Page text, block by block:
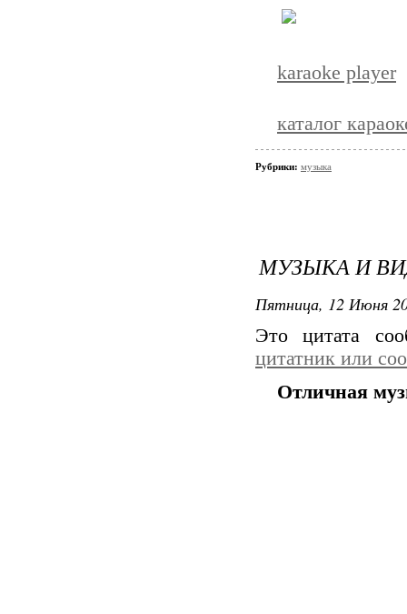
karaoke player
каталог
Рубрики: музыка
МУЗЫКА И
Пятница, 12 Июня
Это цитата
цитатник или
Отличная